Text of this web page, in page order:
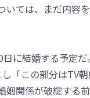
いては、まだ内容
に結婚する予定
「この部分はTV
姻関係が破綻する